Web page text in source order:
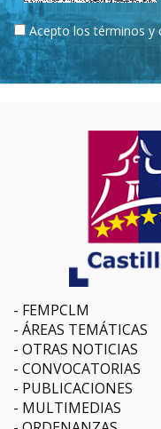
Acepto los términos y
FEMPCLM
ÁREAS TEMÁTICAS
OTRAS NOTICIAS
CONVOCATORIAS
PUBLICACIONES
MULTIMEDIAS